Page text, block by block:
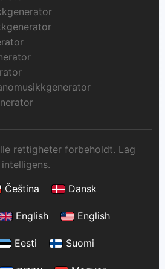
rettigheter forbeholdt. Lag
Čeština Dansk
English English
Eesti Suomi